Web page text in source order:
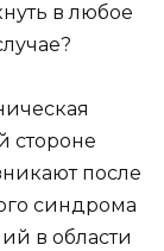
в любое
стороне
после
синдрома
в области